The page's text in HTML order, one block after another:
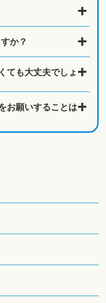
か？
ても大丈夫でしょ
お願いすることは